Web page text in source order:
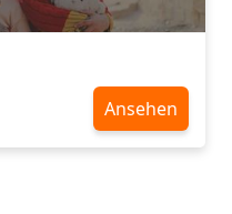
Ansehen